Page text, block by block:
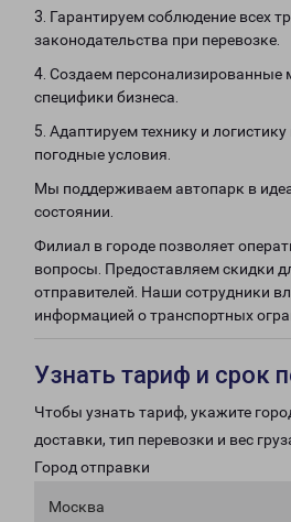
3. Гарантируем соблюдение всех
законодательства при перевозке.
4. Создаем персонализированные
специфики бизнеса.
5. Адаптируем технику и
погодные условия.
Мы поддерживаем автопарк в
состоянии.
Филиал в городе позволяет
вопросы. Предоставляем скидки
отправителей. Наши сотрудники
информацией о транспортных
Узнать тариф и срок
Чтобы узнать тариф, укажите
доставки, тип перевозки и вес
Город отправки
Москва